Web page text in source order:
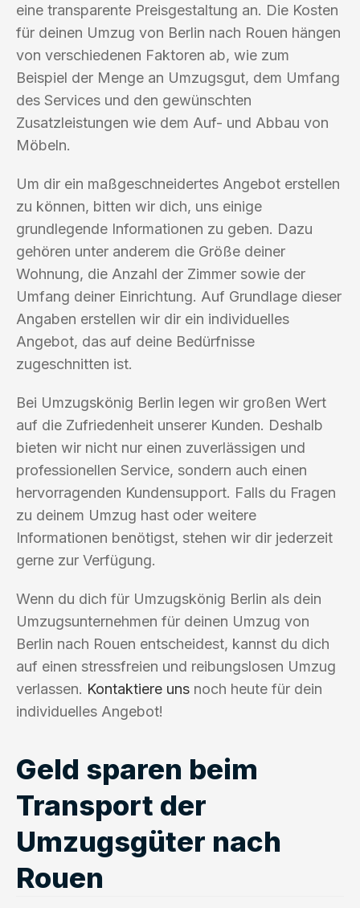
eine transparente Preisgestaltung an. Die Kosten
für deinen Umzug von Berlin nach Rouen hängen
von verschiedenen Faktoren ab, wie zum
Beispiel der Menge an Umzugsgut, dem Umfang
des Services und den gewünschten
Zusatzleistungen wie dem Auf- und Abbau von
Möbeln.
Um dir ein maßgeschneidertes Angebot erstellen
zu können, bitten wir dich, uns einige
grundlegende Informationen zu geben. Dazu
gehören unter anderem die Größe deiner
Wohnung, die Anzahl der Zimmer sowie der
Umfang deiner Einrichtung. Auf Grundlage dieser
Angaben erstellen wir dir ein individuelles
Angebot, das auf deine Bedürfnisse
zugeschnitten ist.
Bei Umzugskönig Berlin legen wir großen Wert
auf die Zufriedenheit unserer Kunden. Deshalb
bieten wir nicht nur einen zuverlässigen und
professionellen Service, sondern auch einen
hervorragenden Kundensupport. Falls du Fragen
zu deinem Umzug hast oder weitere
Informationen benötigst, stehen wir dir jederzeit
gerne zur Verfügung.
Wenn du dich für Umzugskönig Berlin als dein
Umzugsunternehmen für deinen Umzug von
Berlin nach Rouen entscheidest, kannst du dich
auf einen stressfreien und reibungslosen Umzug
verlassen. Kontaktiere uns noch heute für dein
individuelles Angebot!
Geld sparen beim
Transport der
Umzugsgüter nach
Rouen